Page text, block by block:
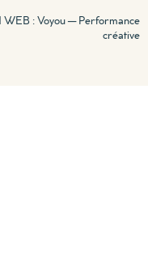
: Voyou — Performance
créative